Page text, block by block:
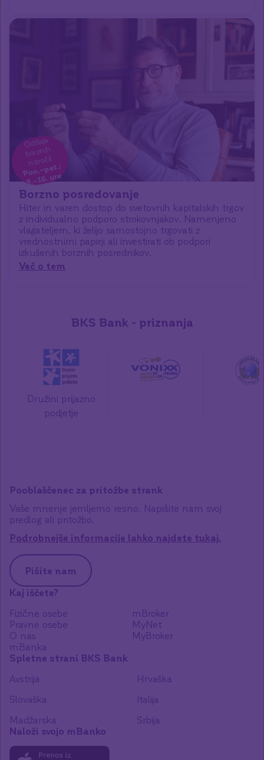
Oddaja
borznihnaročil
Pon.–pet.:
8.–16. ure
Borzno posredovanje
Hiter in varen dostop do svetovnih kapitalskih trgov
z individualno podporo strokovnjakov. Namenjeno
vlagateljem, ki želijo samostojno trgovati z
vrednostnimi papirji ali investirati ob podpori
izkušenih borznih posrednikov.
Več o tem
BKS Bank - priznanja
Družini prijazno
podjetje
Pooblaščenec za pritožbe strank
Vaše mnenje jemljemo resno. Napišite nam svoj
predlog ali pritožbo.
Podrobnejše informacije lahko najdete tukaj.
Pišite nam
Kaj iščete?
Fizične osebe
Pravne osebe
O nas
mBanka
mBroker
MyNet
MyBroker
Spletne strani BKS Bank
Avstrija
Hrvaška
Slovaška
Italija
Madžarska
Srbija
Naloži svojo mBanko